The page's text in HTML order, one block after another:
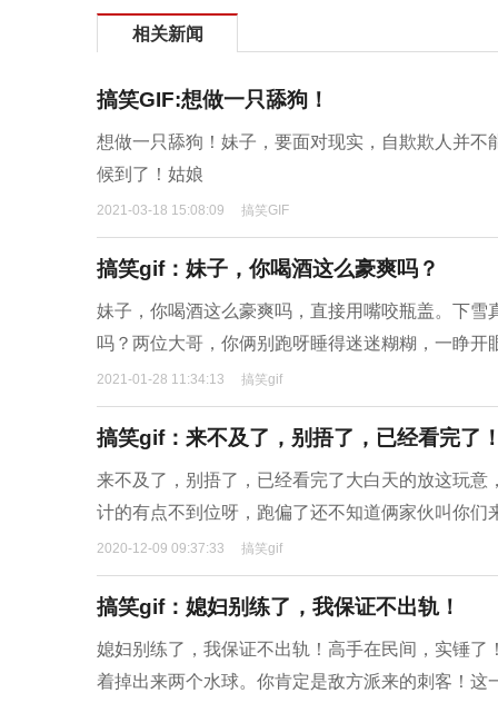
相关新闻
搞笑GIF:想做一只舔狗！
想做一只舔狗！妹子，要面对现实，自欺欺人并
候到了！姑娘
2021-03-18 15:08:09 搞笑GIF
搞笑gif：妹子，你喝酒这么豪爽吗？
妹子，你喝酒这么豪爽吗，直接用嘴咬瓶盖。下
吗？两位大哥，你俩别跑呀睡得迷迷糊糊，一睁开
2021-01-28 11:34:13 搞笑gif
搞笑gif：来不及了，别捂了，已经看完了
来不及了，别捂了，已经看完了大白天的放这玩
计的有点不到位呀，跑偏了还不知道俩家伙叫你们
2020-12-09 09:37:33 搞笑gif
搞笑gif：媳妇别练了，我保证不出轨！
媳妇别练了，我保证不出轨！高手在民间，实锤
着掉出来两个水球。你肯定是敌方派来的刺客！这